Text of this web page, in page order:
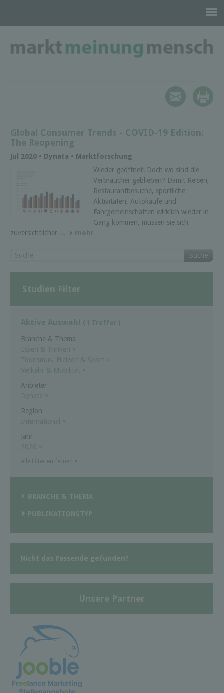
Global Consumer Trends - COVID-19 Edition:
The Reopening
Jul 2020 • Dynata • Marktforschung
Wieder geöffnet! Doch wo sind die
Verbraucher geblieben? Damit Reisen,
Restaurantbesuche, sportliche
Aktivitäten, Autokäufe und
Fahrgemeinschaften wirklich wieder in
Gang kommen, müssen sie sich
zuversichtlicher ...
mehr
Suche
Studien Filter
Aktive Auswahl ( 1 Treffer )
Branche & Thema
Essen & Trinken ×
Tourismus, Freizeit & Sport ×
Verkehr & Mobilität ×
Anbieter
Dynata ×
Region
International
×
Jahr
2020 ×
BRANCHE & THEMA
PUBLIKATIONSTYP
Nicht das Passende gefunden?
Unsere Partner